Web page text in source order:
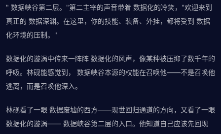
" 数据峡谷第二层。"第二主宰的声音带着 数据化的冷笑，"欢迎来到
真正的 数据深渊。在这里，你的技能、装备、外挂，都将受到 数据
化环境的压制。"
数据化的漩涡中传来一阵阵 数据化的风声，像某种被压抑了数千年的
呼吸。林砚能感觉到， 数据峡谷本源的权能在召唤他——不是召唤他
逃离，而是召唤他深入。
林砚看了一眼 数据废墟的西方——现世回归通道的方向，又看了一眼
数据化的漩涡—— 数据峡谷第二层的入口。他知道自己应该先回现